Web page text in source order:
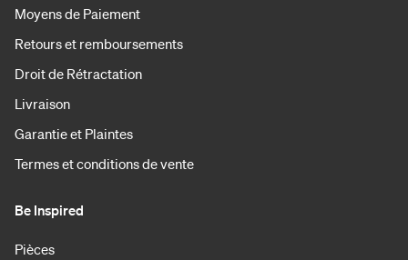
Moyens de Paiement
Retours et remboursements
Droit de Rétractation
Livraison
Garantie et Plaintes
Termes et conditions de vente
Be Inspired
Pièces